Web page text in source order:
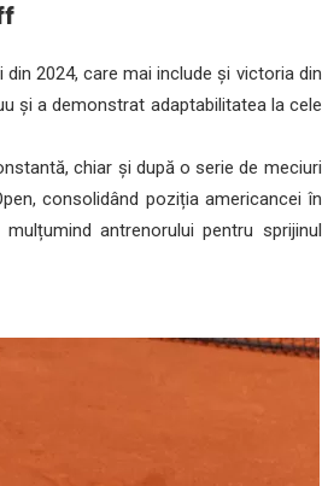
2024, care mai include și victoria din
și a demonstrat adaptabilitatea la cele
chiar și după o serie de meciuri
consolidând poziția americancei în
antrenorului pentru sprijinul